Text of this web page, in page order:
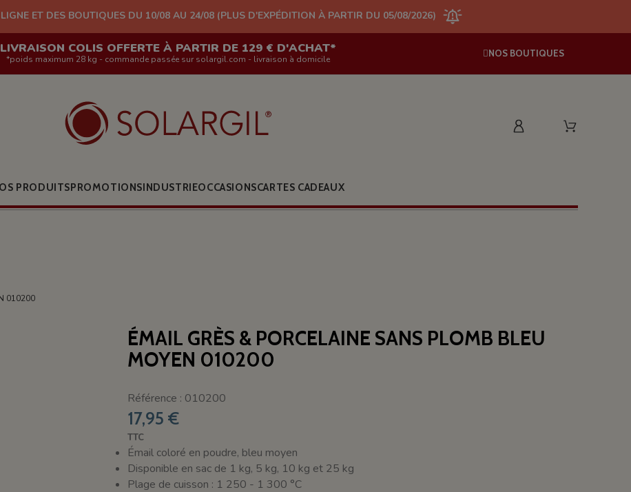
BOUTIQUES DU 10/08 AU 24/08 (PLUS D'EXPÉDITION À PARTIR DU 05/08/2026)
LIVRAISON COLIS OFFERTE À PARTIR DE 129 € D'ACHAT*
*poids maximum 28 kg - commande passée sur solargil.com - livraison à domicile
NOS BOUTIQUES
PRODUITSPROMOTIONSINDUSTRIEOCCASIONSCARTES CADEAUX
010200
ÉMAIL GRÈS & PORCELAINE SANS PLOMB BLEU
MOYEN 010200
Référence : 010200
17,95 €
TTC
Émail coloré en poudre, bleu moyen
Disponible en sac de 1 kg, 5 kg, 10 kg et 25 kg
Plage de cuisson : 1 250 - 1 300 °C